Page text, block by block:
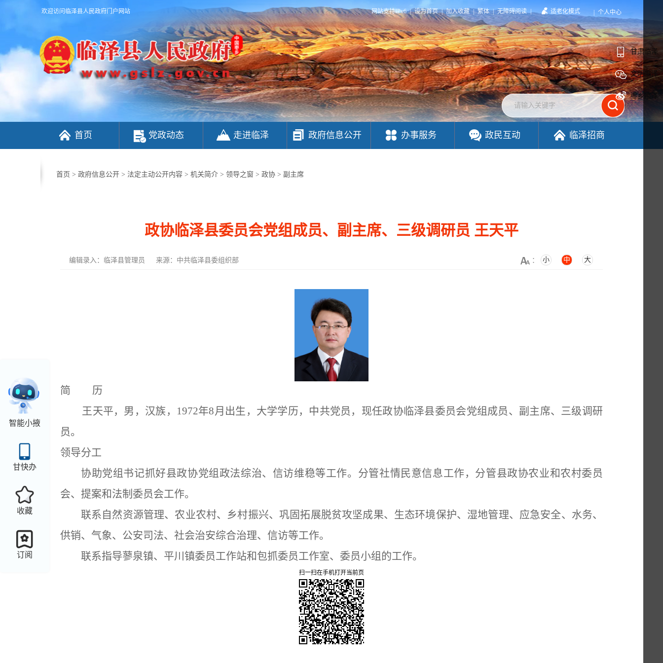
欢迎访问临泽县人民政府门户网站 网站支持IPv6 | 设为首页 | 加入收藏 | 繁体 | 无障碍阅读 | 适老化模式 个人中心
首页 党政动态 走进临泽 政府信息公开 办事服务 政民互动 临泽招商
智能小掖
甘快办
收藏
订阅
首页 > 政府信息公开 > 法定主动公开内容 > 机关简介 > 领导之窗 > 政协 > 副主席
政协临泽县委员会党组成员、副主席、三级调研员 王天平
编辑录入： 临泽县管理员 来源：中共临泽县委组织部 ： 小 中 大
简 历
王天平，男，汉族，1972年8月出生，大学学历，中共党员，现任政协临泽县委员会党组成员、副主席、三级调研
员。
领导分工
协助党组书记抓好县政协党组政法综治、信访维稳等工作。分管社情民意信息工作，分管县政协农业和农村委员
会、提案和法制委员会工作。
联系自然资源管理、农业农村、乡村振兴、巩固拓展脱贫攻坚成果、生态环境保护、湿地管理、应急安全、水务、
供销、气象、公安司法、社会治安综合治理、信访等工作。
联系指导蓼泉镇、平川镇委员工作站和包抓委员工作室、委员小组的工作。
扫一扫在手机打开当前页
甘肃临泽
文明临泽
枣乡临泽